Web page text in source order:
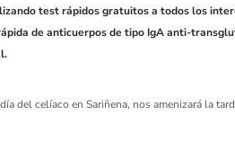
test rápidos gratuitos a todos los
de anticuerpos de tipo IgA anti-
del celíaco en Sariñena, nos amenizará la